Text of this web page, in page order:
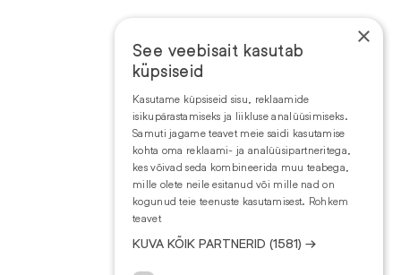
×
See veebisait kasutab
küpsiseid
Kasutame küpsiseid sisu, reklaamide
isikupärastamiseks ja liikluse analüüsimiseks.
Samuti jagame teavet meie saidi kasutamise
kohta oma reklaami- ja analüüsipartneritega,
kes võivad seda kombineerida muu teabega,
mille olete neile esitanud või mille nad on
kogunud teie teenuste kasutamisest. Rohkem
teavet
KUVA KÕIK PARTNERID (1581) →